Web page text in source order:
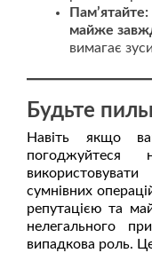
майже
вимагає
Будьте
Навіть якщо
сумнівних
репутацією та
нелегального
випадкова роль.